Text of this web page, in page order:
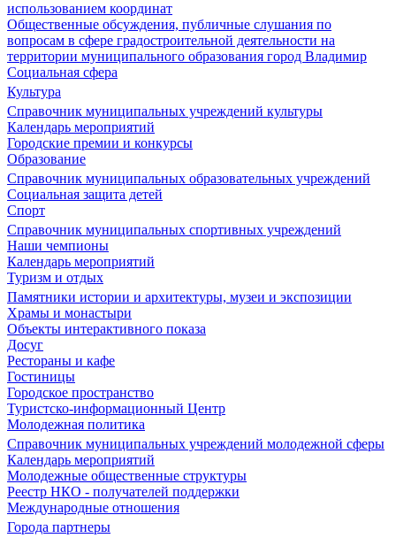
использованием координат
Общественные обсуждения, публичные слушания по
вопросам в сфере градостроительной деятельности на
территории муниципального образования город Владимир
Социальная сфера
Культура
Справочник муниципальных учреждений культуры
Календарь мероприятий
Городские премии и конкурсы
Образование
Справочник муниципальных образовательных учреждений
Социальная защита детей
Спорт
Справочник муниципальных спортивных учреждений
Наши чемпионы
Календарь мероприятий
Туризм и отдых
Памятники истории и архитектуры, музеи и экспозиции
Храмы и монастыри
Объекты интерактивного показа
Досуг
Рестораны и кафе
Гостиницы
Городское пространство
Туристско-информационный Центр
Молодежная политика
Справочник муниципальных учреждений молодежной сферы
Календарь мероприятий
Молодежные общественные структуры
Реестр НКО - получателей поддержки
Международные отношения
Города партнеры